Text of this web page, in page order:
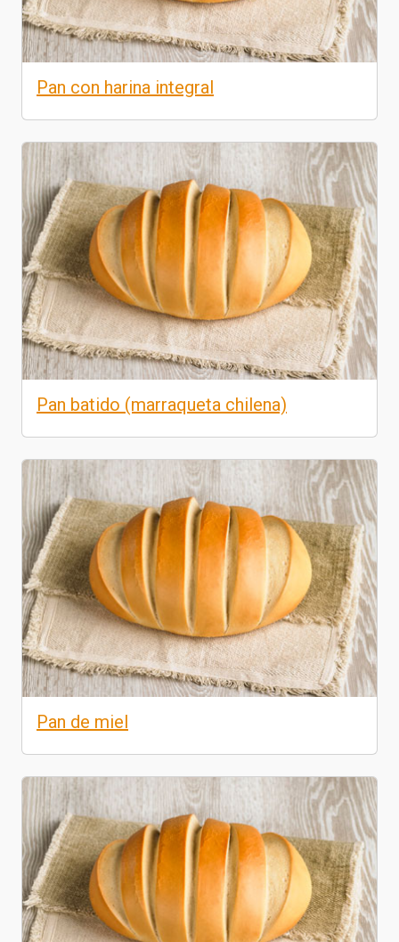
Pan con harina integral
Pan batido (marraqueta chilena)
Pan de miel